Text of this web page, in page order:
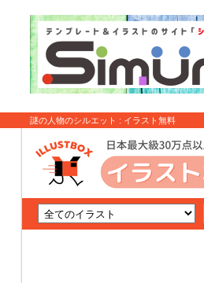
謎の人物のシルエット : イラスト無料